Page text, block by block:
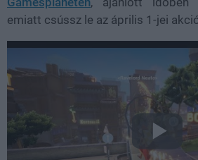
emiatt csússz le az április 1-jei